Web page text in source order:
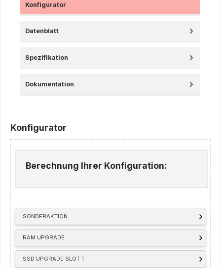
Konfigurator
Datenblatt
Spezifikation
Dokumentation
Konfigurator
SONDERAKTION
RAM UPGRADE
SSD UPGRADE SLOT 1
Berechnung Ihrer Konfiguration: